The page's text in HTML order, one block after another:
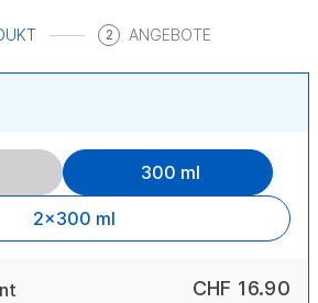
2 ANGEBOTE
300 ml
2x300 ml
CHF 16.90